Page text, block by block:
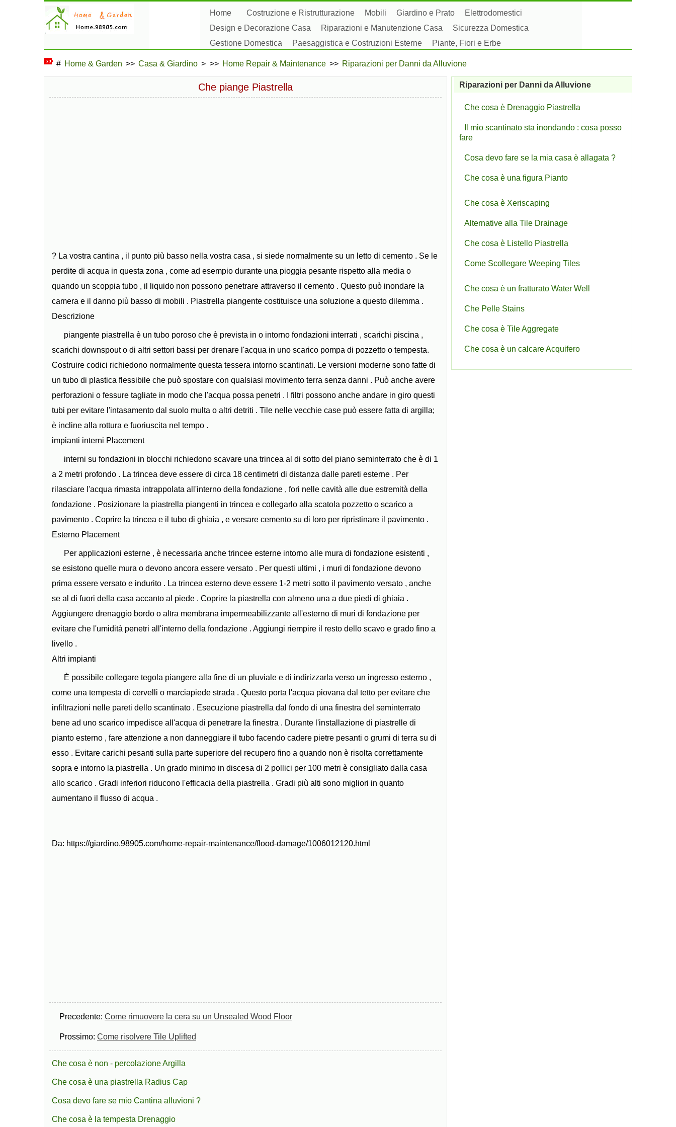
Home Costruzione e Ristrutturazione Mobili Giardino e Prato
Elettrodomestici
Design e Decorazione Casa
Riparazioni e Manutenzione Casa
Sicurezza Domestica
Gestione Domestica
Paesaggistica e Costruzioni Esterne
Piante, Fiori e Erbe
# Home & Garden >> Casa & Giardino > >> Home Repair & Maintenance >> Riparazioni per Danni da Alluvione
Che piange Piastrella
? La vostra cantina , il punto più basso nella vostra casa , si siede normalmente su un letto di cemento . Se le
perdite di acqua in questa zona , come ad esempio durante una pioggia pesante rispetto alla media o
quando un scoppia tubo , il liquido non possono penetrare attraverso il cemento . Questo può inondare la
camera e il danno più basso di mobili . Piastrella piangente costituisce una soluzione a questo dilemma .
Descrizione
piangente piastrella è un tubo poroso che è prevista in o intorno fondazioni interrati , scarichi piscina ,
scarichi downspout o di altri settori bassi per drenare l'acqua in uno scarico pompa di pozzetto o tempesta.
Costruire codici richiedono normalmente questa tessera intorno scantinati. Le versioni moderne sono fatte di
un tubo di plastica flessibile che può spostare con qualsiasi movimento terra senza danni . Può anche avere
perforazioni o fessure tagliate in modo che l'acqua possa penetri . I filtri possono anche andare in giro questi
tubi per evitare l'intasamento dal suolo multa o altri detriti . Tile nelle vecchie case può essere fatta di argilla;
è incline alla rottura e fuoriuscita nel tempo .
impianti interni Placement
interni su fondazioni in blocchi richiedono scavare una trincea al di sotto del piano seminterrato che è di 1
a 2 metri profondo . La trincea deve essere di circa 18 centimetri di distanza dalle pareti esterne . Per
rilasciare l'acqua rimasta intrappolata all'interno della fondazione , fori nelle cavità alle due estremità della
fondazione . Posizionare la piastrella piangenti in trincea e collegarlo alla scatola pozzetto o scarico a
pavimento . Coprire la trincea e il tubo di ghiaia , e versare cemento su di loro per ripristinare il pavimento .
Esterno Placement
Per applicazioni esterne , è necessaria anche trincee esterne intorno alle mura di fondazione esistenti ,
se esistono quelle mura o devono ancora essere versato . Per questi ultimi , i muri di fondazione devono
prima essere versato e indurito . La trincea esterno deve essere 1-2 metri sotto il pavimento versato , anche
se al di fuori della casa accanto al piede . Coprire la piastrella con almeno una a due piedi di ghiaia .
Aggiungere drenaggio bordo o altra membrana impermeabilizzante all'esterno di muri di fondazione per
evitare che l'umidità penetri all'interno della fondazione . Aggiungi riempire il resto dello scavo e grado fino a
livello .
Altri impianti
È possibile collegare tegola piangere alla fine di un pluviale e di indirizzarla verso un ingresso esterno ,
come una tempesta di cervelli o marciapiede strada . Questo porta l'acqua piovana dal tetto per evitare che
infiltrazioni nelle pareti dello scantinato . Esecuzione piastrella dal fondo di una finestra del seminterrato
bene ad uno scarico impedisce all'acqua di penetrare la finestra . Durante l'installazione di piastrelle di
pianto esterno , fare attenzione a non danneggiare il tubo facendo cadere pietre pesanti o grumi di terra su di
esso . Evitare carichi pesanti sulla parte superiore del recupero fino a quando non è risolta correttamente
sopra e intorno la piastrella . Un grado minimo in discesa di 2 pollici per 100 metri è consigliato dalla casa
allo scarico . Gradi inferiori riducono l'efficacia della piastrella . Gradi più alti sono migliori in quanto
aumentano il flusso di acqua .
Da: https://giardino.98905.com/home-repair-maintenance/flood-damage/1006012120.html
Precedente: Come rimuovere la cera su un Unsealed Wood Floor
Prossimo: Come risolvere Tile Uplifted
Che cosa è non - percolazione Argilla
Che cosa è una piastrella Radius Cap
Cosa devo fare se mio Cantina alluvioni ?
Che cosa è la tempesta Drenaggio
Riparazioni per Danni da Alluvione
Che cosa è Drenaggio Piastrella
Il mio scantinato sta inondando : cosa posso
fare
Cosa devo fare se la mia casa è allagata ?
Che cosa è una figura Pianto
Che cosa è Xeriscaping
Alternative alla Tile Drainage
Che cosa è Listello Piastrella
Come Scollegare Weeping Tiles
Che cosa è un fratturato Water Well
Che Pelle Stains
Che cosa è Tile Aggregate
Che cosa è un calcare Acquifero